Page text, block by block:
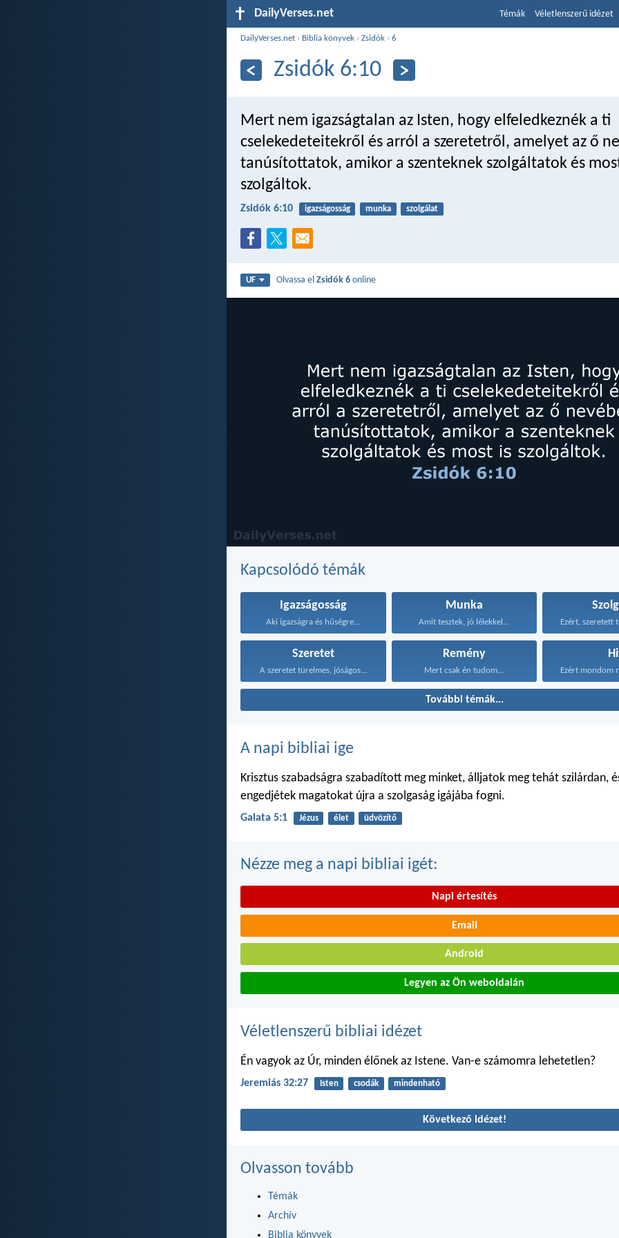
DailyVerses.net Témák Véletlenszerű idézet
DailyVerses.net › Biblia könyvek ›Zsidók ›6
Zsidók 6:10
Mert nem igazságtalan az Isten, hogy elfeledkeznék a ti
cselekedeteitekről és arról a szeretetről, amelyet az ő
tanúsítottatok, amikor a szenteknek szolgáltatok és
szolgáltok.
Zsidók 6:10 igazságosság munka szolgálat
UF Olvassa elZsidók 6 online
Kapcsolódó témák
Igazságosság
Aki igazságra és hűségre...
Munka
Amit tesztek, jó lélekkel...
Szeretet
A szeretet türelmes, jóságos...
Remény
Mert csak én tudom...
További témák...
A napi bibliai ige
Krisztus szabadságra szabadított meg minket, álljatok meg tehát szilárdan,
engedjétek magatokat újra a szolgaság igájába fogni.
Galata 5:1 Jézus élet üdvözítő
Nézze meg a napi bibliai igét:
Napi értesítés
Email
Android
Legyen az Ön weboldalán
Véletlenszerű bibliai idézet
Én vagyok az Úr, minden élőnek az Istene. Van-e számomra lehetetlen?
Jeremiás 32:27 Isten csodák mindenható
Következő idézet!
Olvasson tovább
Témák
Archív
Biblia könyvek